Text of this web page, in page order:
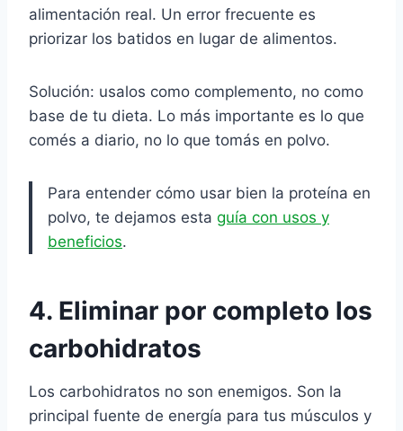
alimentación real. Un error frecuente es
priorizar los batidos en lugar de alimentos.
Solución: usalos como complemento, no como
base de tu dieta. Lo más importante es lo que
comés a diario, no lo que tomás en polvo.
Para entender cómo usar bien la proteína en
polvo, te dejamos esta guía con usos y
beneficios.
4. Eliminar por completo los
carbohidratos
Los carbohidratos no son enemigos. Son la
principal fuente de energía para tus músculos y